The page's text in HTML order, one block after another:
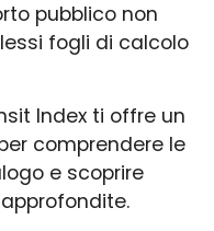
pubblico non
fogli di calcolo
Index ti offre un
comprendere le
e scoprire